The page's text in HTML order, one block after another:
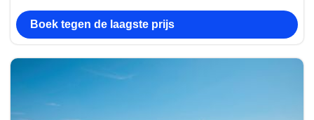
Boek tegen de laagste prijs